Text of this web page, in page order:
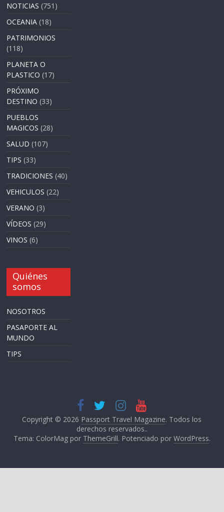
NOTICIAS (751)
OCEANIA (18)
PATRIMONIOS
(118)
PLANETA O
PLASTICO (17)
PRÓXIMO
DESTINO (33)
PUEBLOS
MAGICOS (28)
SALUD (107)
TIPS (33)
TRADICIONES (40)
VEHICULOS (22)
VERANO (3)
VÍDEOS (29)
VINOS (6)
Quiénes
somos
NOSOTROS
PASAPORTE AL
MUNDO
TIPS
Copyright © 2026 Passport Travel Magazine. Todos los
derechos reservados..
Tema: ColorMag por ThemeGrill. Potenciado por WordPress.